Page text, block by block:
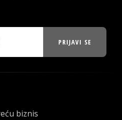
PRIJAVI SE
biznis